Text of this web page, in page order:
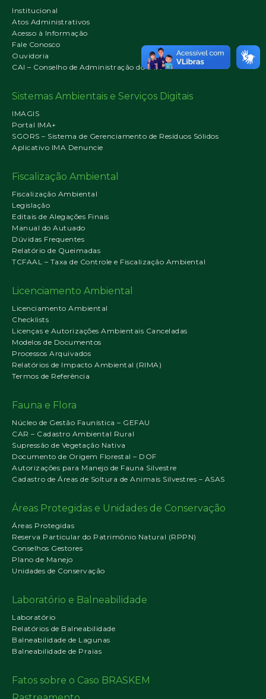
Institucional
Atos Administrativos
Acesso à Informação
Fale Conosco
Ouvidoria
CAI – Conselho de Administração do IMA
Sistemas Ambientais e Serviços Digitais
IMAGIS
Portal IMA+
SGORS – Sistema de Gerenciamento de Resíduos Sólidos
Aplicativo IMA Denuncie
Fiscalização Ambiental
Fiscalização Ambiental
Legislação
Editais de Alegações Finais
Manual do Autuado
Dúvidas Frequentes
Relatório de Queimadas
TCFAAL – Taxa de Controle e Fiscalização Ambiental
Licenciamento Ambiental
Licenciamento Ambiental
Checklists
Licenças e Autorizações Ambientais Canceladas
Modelos de Documentos
Processos Arquivados
Relatórios de Impacto Ambiental (RIMA)
Termos de Referência
Fauna e Flora
Núcleo de Gestão Faunística – GEFAU
CAR – Cadastro Ambiental Rural
Supressão de Vegetação Nativa
Documento de Origem Florestal – DOF
Autorizações para Manejo de Fauna Silvestre
Cadastro de Áreas de Soltura de Animais Silvestres – ASAS
Áreas Protegidas e Unidades de Conservação
Áreas Protegidas
Reserva Particular do Patrimônio Natural (RPPN)
Conselhos Gestores
Plano de Manejo
Unidades de Conservação
Laboratório e Balneabilidade
Laboratório
Relatórios de Balneabilidade
Balneabilidade de Lagunas
Balneabilidade de Praias
Fatos sobre o Caso BRASKEM